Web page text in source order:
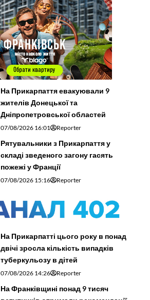
На Прикарпаття евакуювали 9
жителів Донецької та
Дніпропетровської областей
07/08/2026 16:01 Reporter
Рятувальники з Прикарпаття у
складі зведеного загону гасять
пожежі у Франції
07/08/2026 15:16 Reporter
На Прикарпатті цього року в понад
двічі зросла кількість випадків
туберкульозу в дітей
07/08/2026 14:26 Reporter
На Франківщині понад 9 тисяч